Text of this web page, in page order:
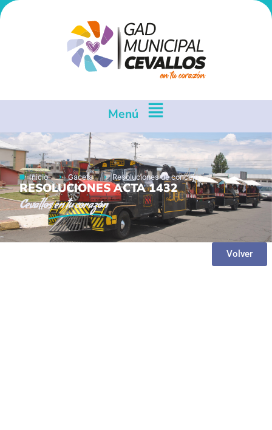
Menú
Inicio Gaceta Resoluciones de concejo
RESOLUCIONES ACTA 1432
Cevallosen tu corazón
Volver